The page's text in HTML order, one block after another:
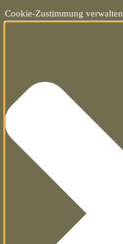
Cookie-Zustimmung verwalten